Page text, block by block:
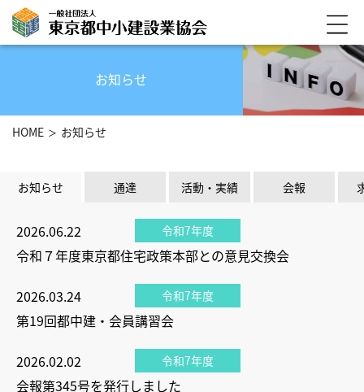
お知らせ
HOME お知らせ
お知らせ 通達 活動・実績 会報
2026.06.22 令和7年度
令和７年度東京都住宅政策本部との意見交換会
2026.03.24 令和7年度
第19回都中建・会員講習会
2026.02.02 令和7年度
会報第345号を発行しました